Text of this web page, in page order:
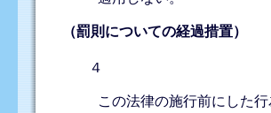
（罰則についての経過措置）
４
この法律の施行前にした